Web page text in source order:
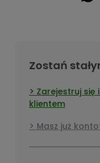
Zostań
Zarejestruj się
klientem
Masz już